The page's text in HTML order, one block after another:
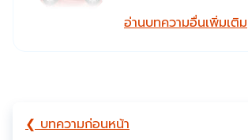
อ่านบทความอื่นเพิ่มเติม
❮ บทความก่อนหน้า